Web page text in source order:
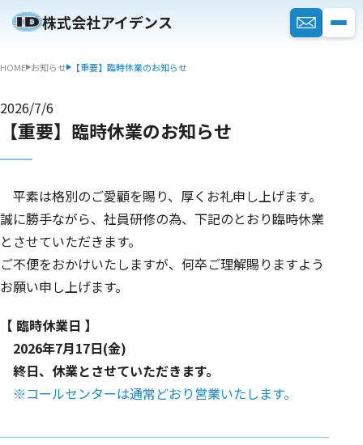
株式会社アイデンス
HOME お知らせ 【重要】臨時休業のお知らせ
【重要】臨時休業のお知らせ
2026/7/6
平素は格別のご愛顧を賜り、厚くお礼申し上げます。
誠に勝手ながら、社員研修の為、下記のとおり臨時休業
とさせていただきます。
ご不便をおかけいたしますが、何卒ご理解賜りますよう
お願い申し上げます。
【 臨時休業日 】
2026年7月17日(金)
終日、休業とさせていただきます。
※コールセンターは通常どおり営業いたします。